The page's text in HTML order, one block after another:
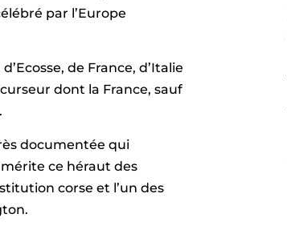
par l’Europe
de France, d’Italie
dont la France, sauf
documentée qui
ce héraut des
corse et l’un des